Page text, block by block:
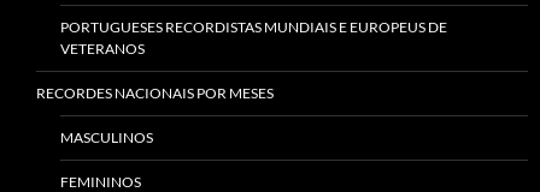
PORTUGUESES RECORDISTAS MUNDIAIS E EUROPEUS DE
VETERANOS
RECORDES NACIONAIS POR MESES
MASCULINOS
FEMININOS